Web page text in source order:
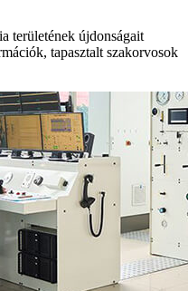
területének újdonságait
tapasztalt szakorvosok